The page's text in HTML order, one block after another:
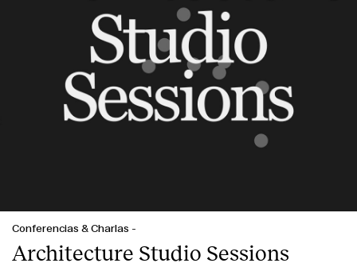
Clientes
Conferencias & Charlas -
Architecture Studio Sessions